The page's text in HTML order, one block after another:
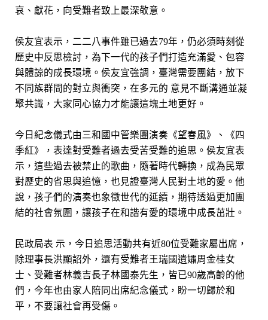
哀、獻花，向受難者致上最深敬意。
侯友宜表示，二二八事件雖已過去79年，仍必須時刻從
歷史中反思檢討，為下一代的孩子們打造充滿愛、包容
與體諒的成長環境。侯友宜強調，臺灣需要團結，放下
不同族群間的對立與衝突，在多元的 意見不斷溝通並凝
聚共識，大家同心協力才能讓這塊土地更好。
今日紀念儀式由三和國中管樂團演奏《望春風》、《四
季紅》，表達對受難者過去受苦受難的追思。侯友宜表
示，這些過去被禁止的歌曲，隨著時代轉換，成為民眾
對歷史的省思與追憶，也見證臺灣人民對土地的愛。他
說，孩子們的演奏也象徵世代的延續，期待透過更加團
結的社會氛圍，讓孩子在和諧有愛的環境中成長茁壯。
民政局表 示，今日追思活動共有近80位受難家屬出席，
除理事長洪顯詔外，還有受難者王瑞國遺孀周金桂女
士、受難者林義吉長子林國泰先生，皆已90歲高齡的他
們，今年也由家人陪同出席紀念儀式，盼一切歸於和
平，不要讓社會再受傷。